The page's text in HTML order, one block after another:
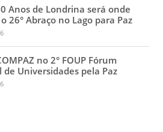
Anos de Londrina será onde
26° Abraço no Lago para Paz
no 2° FOUP Fórum
Universidades pela Paz